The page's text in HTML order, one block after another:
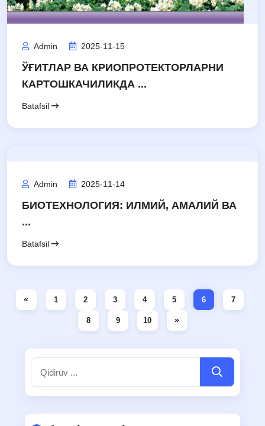
Admin 2025-11-15
ЎҒИТЛАР ВА КРИОПРОТЕКТОРЛАРНИ
КАРТОШКАЧИЛИКДА ...
Batafsil
Admin 2025-11-14
БИОТЕХНОЛОГИЯ: ИЛМИЙ, АМАЛИЙ ВА
...
Batafsil
« 1 2 3 4 5 6 7
8 9 10 »